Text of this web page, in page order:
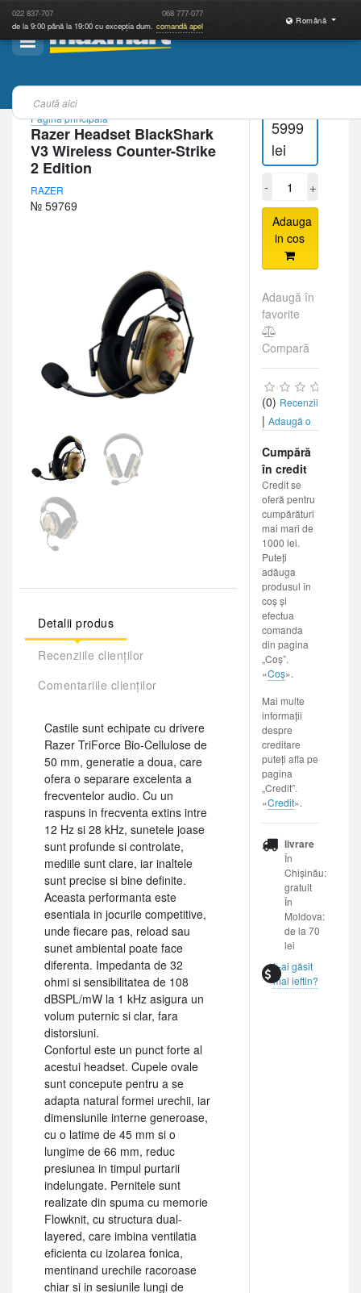
022 837-707 068 777-077
de la 9:00 până la 19:00 cu excepția dum. comandă apel
Română
Pagina principală
Razer Headset BlackShark
V3 Wireless Counter-Strike
2 Edition
RAZER
№ 59769
Detalii produs
Recenziile clienților
Comentariile clienților
Castile sunt echipate cu drivere
Razer TriForce Bio-Cellulose de
50 mm, generatie a doua, care
ofera o separare excelenta a
frecventelor audio. Cu un
raspuns in frecventa extins intre
12 Hz si 28 kHz, sunetele joase
sunt profunde si controlate,
mediile sunt clare, iar inaltele
sunt precise si bine definite.
Aceasta performanta este
esentiala in jocurile competitive,
unde fiecare pas, reload sau
sunet ambiental poate face
diferenta. Impedanta de 32
ohmi si sensibilitatea de 108
dBSPL/mW la 1 kHz asigura un
volum puternic si clar, fara
distorsiuni.
Confortul este un punct forte al
acestui headset. Cupele ovale
sunt concepute pentru a se
adapta natural formei urechii, iar
dimensiunile interne generoase,
cu o latime de 45 mm si o
lungime de 66 mm, reduc
presiunea in timpul purtarii
indelungate. Pernitele sunt
realizate din spuma cu memorie
Flowknit, cu structura dual-
layered, care imbina ventilatia
eficienta cu izolarea fonica,
mentinand urechile racoroase
chiar si in sesiunile lungi de
5999
lei
- +
Adauga
in cos
Adaugă în
favorite
Compară
(0) Recenzii
| Adaugă o
Cumpără
în credit
Credit se
oferă pentru
cumpărături
mai mari de
1000 lei.
Puteți
adăuga
produsul în
coș și
efectua
comanda
din pagina
„Coș”.
«Coș».
Mai multe
informații
despre
creditare
puteți afla pe
pagina
„Credit”.
«Credit».
livrare
În
Chișinău:
gratuit
În
Moldova:
de la 70
lei
L-ai găsit
mai ieftin?